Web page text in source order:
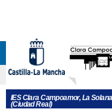
IES Clara Campoamor, La Solana
(Ciudad Real)